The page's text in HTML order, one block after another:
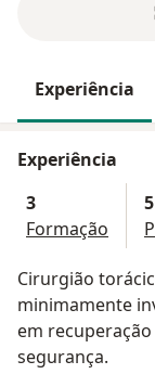
Experiência
Experiência
3
Formação
5
Cirurgião
minimamente
em
segurança.